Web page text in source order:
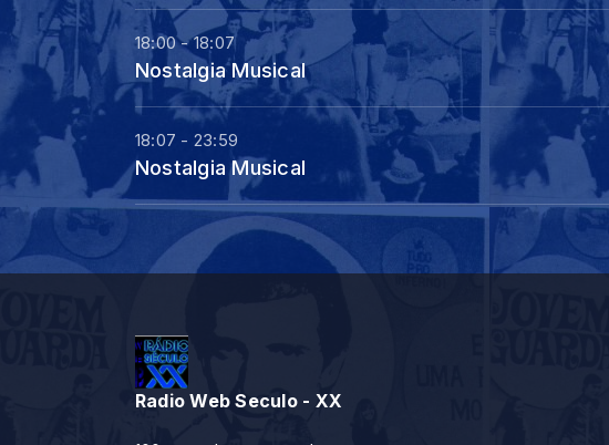
18:00 - 18:07
Nostalgia Musical
18:07 - 23:59
Nostalgia Musical
Radio Web Seculo - XX